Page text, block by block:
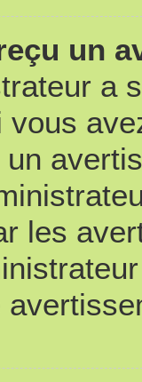
un
a
vous
les